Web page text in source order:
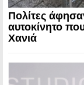
Πολίτες
αυτοκίνητο
Χανιά